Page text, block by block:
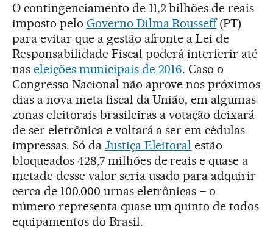
O contingenciamento de 11,2 bilhões de reais
imposto pelo Governo Dilma Rousseff(PT)
para evitar que a gestão afronte a Lei de
Responsabilidade Fiscal poderá interferir até
nas eleições municipais de 2016. Caso o
Congresso Nacional não aprove nos próximos
dias a nova meta fiscal da União, em algumas
zonas eleitorais brasileiras a votação deixará
de ser eletrônica e voltará a ser em cédulas
impressas. Só da Justiça Eleitoral estão
bloqueados 428,7 milhões de reais e quase a
metade desse valor seria usado para adquirir
cerca de 100.000 urnas eletrônicas – o
número representa quase um quinto de todos
equipamentos do Brasil.